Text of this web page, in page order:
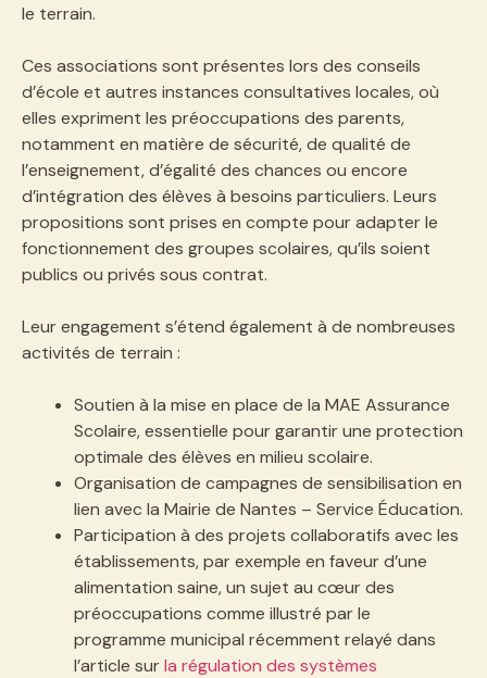
le terrain.
Ces associations sont présentes lors des conseils
d’école et autres instances consultatives locales, où
elles expriment les préoccupations des parents,
notamment en matière de sécurité, de qualité de
l’enseignement, d’égalité des chances ou encore
d’intégration des élèves à besoins particuliers. Leurs
propositions sont prises en compte pour adapter le
fonctionnement des groupes scolaires, qu’ils soient
publics ou privés sous contrat.
Leur engagement s’étend également à de nombreuses
activités de terrain :
Soutien à la mise en place de la MAE Assurance
Scolaire, essentielle pour garantir une protection
optimale des élèves en milieu scolaire.
Organisation de campagnes de sensibilisation en
lien avec la Mairie de Nantes – Service Éducation.
Participation à des projets collaboratifs avec les
établissements, par exemple en faveur d’une
alimentation saine, un sujet au cœur des
préoccupations comme illustré par le
programme municipal récemment relayé dans
l’article surla régulation des systèmes